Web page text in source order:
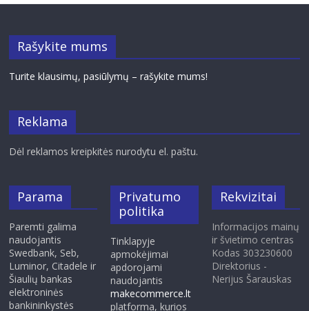
Rašykite mums
Turite klausimų, pasiūlymų – rašykite mums!
Reklama
Dėl reklamos kreipkitės nurodytu el. paštu.
Parama
Paremti galima
naudojantis
Swedbank, Seb,
Luminor, Citadele ir
Šiaulių bankas
elektroninės
bankininkystės
Privatumo
politika
Tinklapyje
apmokėjimai
apdorojami
naudojantis
makecommerce.lt
platforma, kurios
Rekvizitai
Informacijos mainų
ir švietimo centras
Kodas 303230600
Direktorius -
Nerijus Šarauskas